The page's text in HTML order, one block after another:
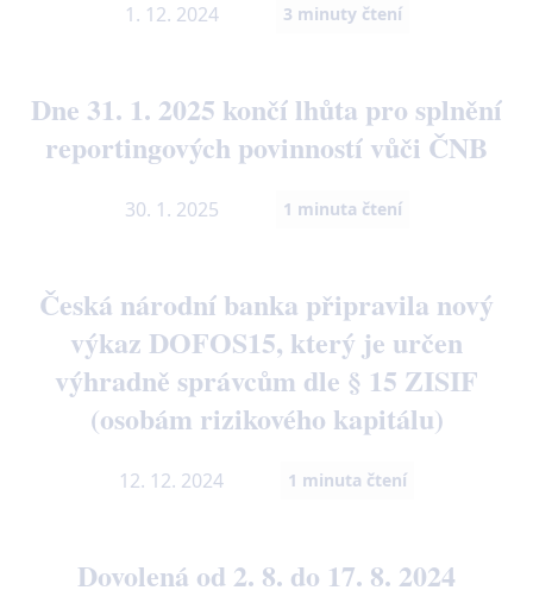
1. 12. 2024 3 minuty čtení
30. 1. 2025 1 minuta čtení
Dne 31. 1. 2025 končí lhůta pro splnění
reportingových povinností vůči ČNB
12. 12. 2024 1 minuta čtení
Česká národní banka připravila nový
výkaz DOFOS15, který je určen
výhradně správcům dle § 15 ZISIF
(osobám rizikového kapitálu)
Dovolená od 2. 8. do 17. 8. 2024